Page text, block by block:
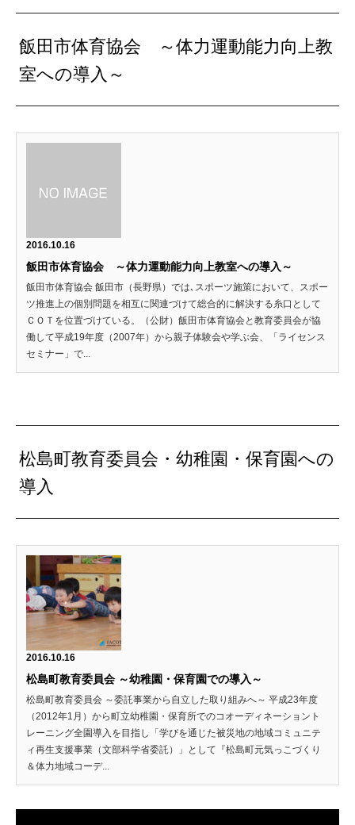
飯田市体育協会 ～体力運動能力向上教
室への導入～
2016.10.16
飯田市体育協会 ～体力運動能力向上教室への導入～
飯田市体育協会 飯田市（長野県）では､スポーツ施策において、スポー
ツ推進上の個別問題を相互に関連づけて総合的に解決する糸口として
ＣＯＴを位置づけている。（公財）飯田市体育協会と教育委員会が協
働して平成19年度（2007年）から親子体験会や学ぶ会、「ライセンス
セミナー」で...
松島町教育委員会・幼稚園・保育園への
導入
2016.10.16
松島町教育委員会 ～幼稚園・保育園での導入～
松島町教育委員会 ～委託事業から自立した取り組みへ～ 平成23年度
（2012年1月）から町立幼稚園・保育所でのコオーディネーショント
レーニング全園導入を目指し「学びを通じた被災地の地域コミュニテ
ィ再生支援事業（文部科学省委託）」として『松島町元気っこづくり
＆体力地域コーデ...